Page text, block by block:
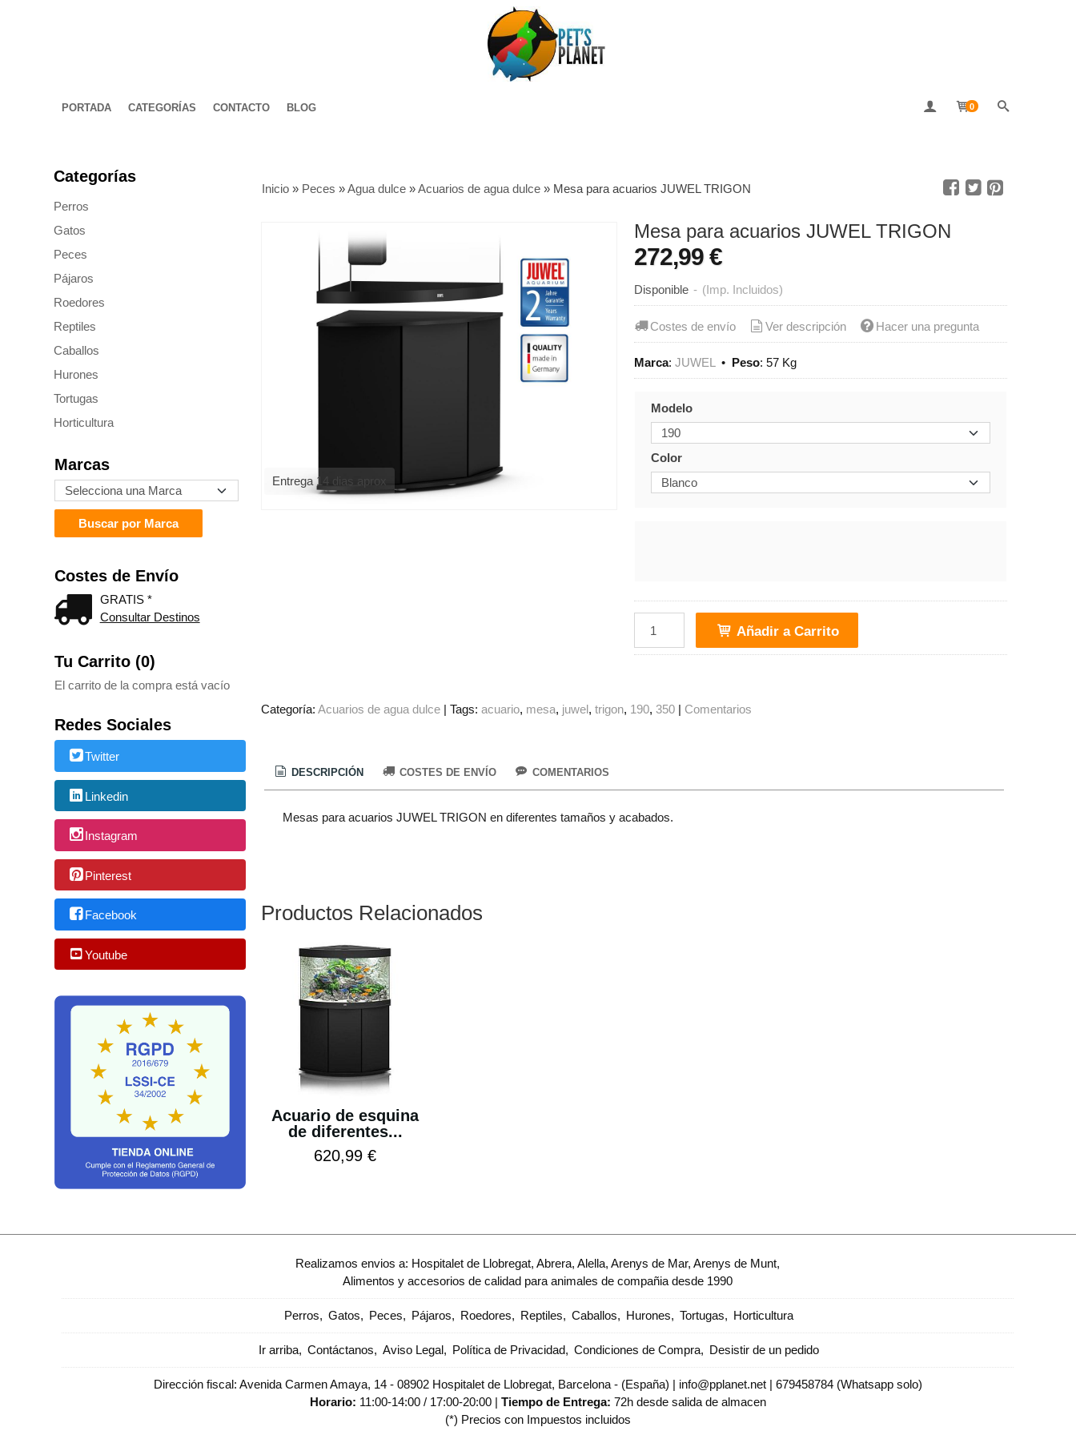
PORTADA CATEGORÍAS CONTACTO BLOG 0
Categorías
Perros
Gatos
Peces
Pájaros
Roedores
Reptiles
Caballos
Hurones
Tortugas
Horticultura
Marcas
Costes de Envío
GRATIS *
Consultar Destinos
Tu Carrito (0)
El carrito de la compra está vacío
Redes Sociales
Twitter
Linkedin
Instagram
Pinterest
Facebook
Youtube
Inicio » Peces »Agua dulce »Acuarios de agua dulce » Mesa para acuarios JUWEL TRIGON
Entrega 14 dias aprox
Mesa para acuarios JUWEL TRIGON
272,99 €
Disponible - (Imp. Incluidos)
Costes de envío Ver descripción Hacer una pregunta
Marca:JUWEL • Peso:57 Kg
Modelo
Color
Añadir a Carrito
Categoría:Acuarios de agua dulce |Tags:acuario mesa juwel trigon 190 350 | Comentarios
DESCRIPCIÓN COSTES DE ENVÍO COMENTARIOS
Mesas para acuarios JUWEL TRIGON en diferentes tamaños y acabados.
Productos Relacionados
Acuario de esquina
de diferentes...
620,99 €
Realizamos envios a: Hospitalet de Llobregat, Abrera, Alella, Arenys de Mar, Arenys de Munt,
Alimentos y accesorios de calidad para animales de compañia desde 1990
Perros Gatos Peces Pájaros Roedores Reptiles Caballos Hurones Tortugas Horticultura
Ir arriba Contáctanos Aviso Legal Política de Privacidad Condiciones de Compra Desistir de un pedido
Dirección fiscal: Avenida Carmen Amaya, 14 - 08902 Hospitalet de Llobregat, Barcelona - (España) | info@pplanet.net | 679458784 (Whatsapp solo)
Horario: 11:00-14:00 / 17:00-20:00 | Tiempo de Entrega: 72h desde salida de almacen
(*) Precios con Impuestos incluidos